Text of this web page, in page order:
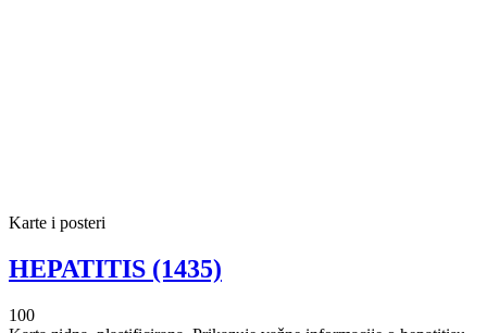
Karte i posteri
HEPATITIS (1435)
100